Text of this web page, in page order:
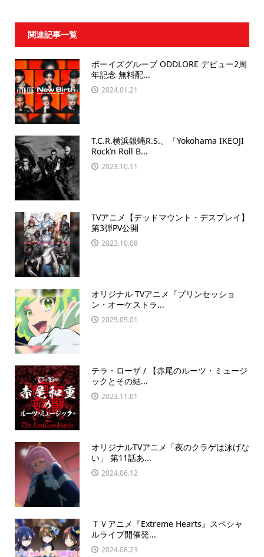
関連記事一覧
ボーイズグループ ODDLORE デビュー2周
年記念 無料配...
2024.01.21
T.C.R.横浜銀蝿R.S.、「Yokohama IKEOJI
Rock’n Roll B...
2023.10.11
TVアニメ【デッドマウント・デスプレイ】
第3弾PV公開
2023.10.08
オリジナル TVアニメ『プリンセッショ
ン・オーケストラ...
2025.05.01
テラ・ローザ / 【赤尾のルーツ・ミュージ
ックとその結...
2023.11.01
オリジナルTVアニメ「夜のクラゲは泳げな
い」 第11話あ...
2024.06.12
ＴＶアニメ『Extreme Hearts』スペシャ
ルライブ開催発...
2024.08.23